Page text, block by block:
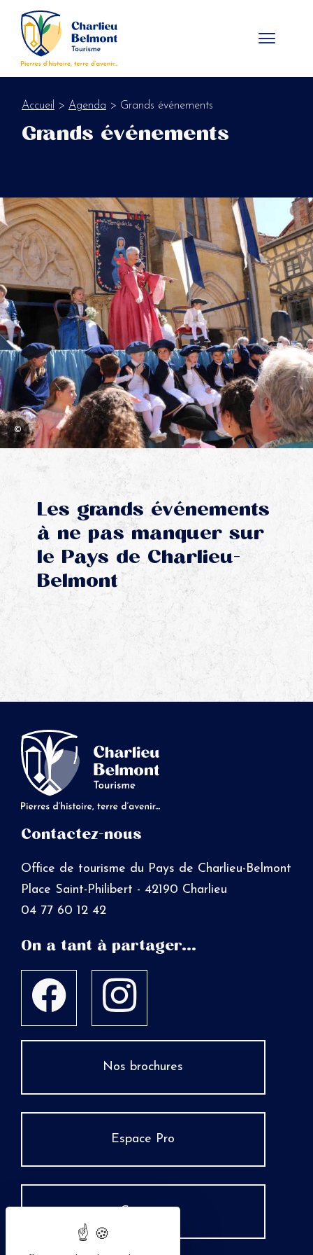
Accueil > Agenda > Grands événements
Grands événements
©
Les grands événements
à ne pas manquer sur
le Pays de Charlieu-
Belmont
Contactez-nous
Office de tourisme du Pays de Charlieu-Belmont
Place Saint-Philibert - 42190 Charlieu
04 77 60 12 42
On a tant à partager...
Nos brochures
Espace Pro
Panneau de gestion des cookies